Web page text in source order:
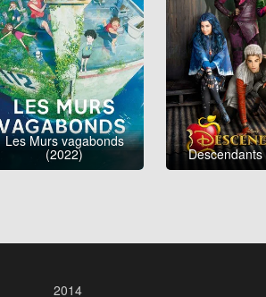
Les Murs vagabonds
(2022)
2014